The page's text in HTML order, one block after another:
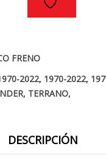
FRENO
2022, 1970-2022,
, TERRANO,
DESCRIPCIÓN